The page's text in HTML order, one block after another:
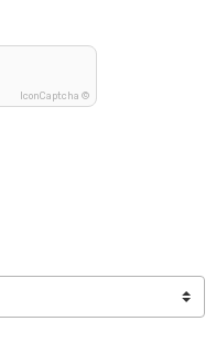
IconCaptcha ©